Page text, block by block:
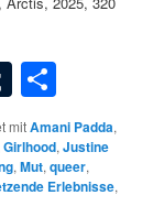
Tumblr
mitAmani Padda,
Girlhood,Justine
,Mut,queer,
Erlebnisse,